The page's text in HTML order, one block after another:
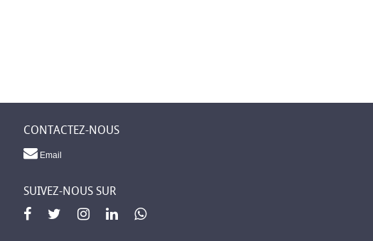
CONTACTEZ-NOUS
Email
SUIVEZ-NOUS SUR